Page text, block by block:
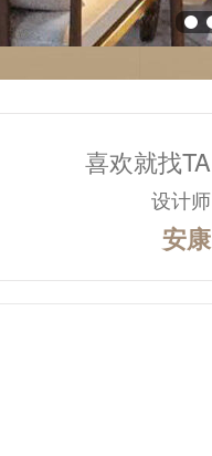
喜欢就找TA
设计师
安康